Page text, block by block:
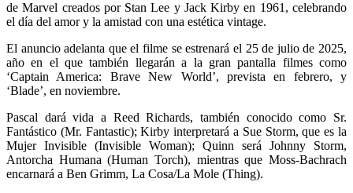
de Marvel creados por Stan Lee y Jack Kirby en 1961, celebrando
el día del amor y la amistad con una estética vintage.
El anuncio adelanta que el filme se estrenará el 25 de julio de 2025,
año en el que también llegarán a la gran pantalla filmes como
‘Captain America: Brave New World’, prevista en febrero, y
‘Blade’, en noviembre.
Pascal dará vida a Reed Richards, también conocido como Sr.
Fantástico (Mr. Fantastic); Kirby interpretará a Sue Storm, que es la
Mujer Invisible (Invisible Woman); Quinn será Johnny Storm,
Antorcha Humana (Human Torch), mientras que Moss-Bachrach
encarnará a Ben Grimm, La Cosa/La Mole (Thing).